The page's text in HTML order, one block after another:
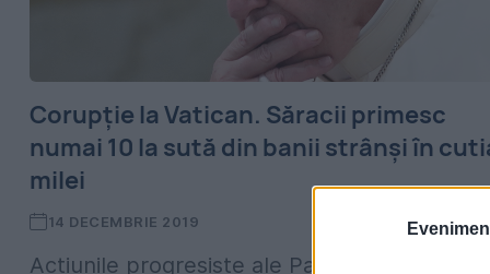
Corupție la Vatican. Săracii primesc
numai 10 la sută din banii strânși în
milei
14 DECEMBRIE 2019
Acțiunile progresiste ale Papei Francisc n-au